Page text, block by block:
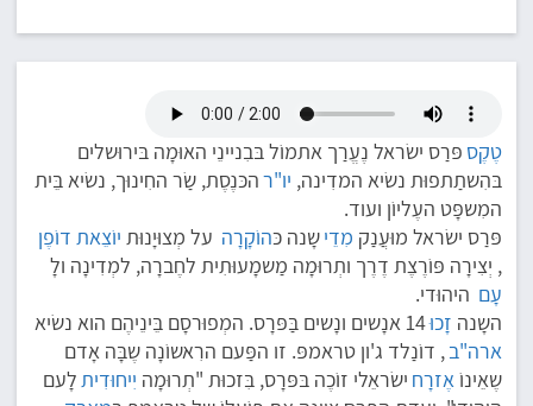
טֶקֶס פּרַס ישׂראל נֶעֱרַך אתמוֹל בּבִניינֵי האוּמָה בּירוּשלים
בּהִשתַתפוּת נשׂיא המדִינה, יו"רהכּנֶסֶת, שַׂר החִינוּך, נשׂיא בֵּית
המִשפָּט העֶליוֹן ועוד.
פּרַס ישׂראל מוּעֲנַק מִדֵישָנה כּהוֹקָרָה על מְצוּיָנוּת יוֹצֵאת דוֹפֶן
, יְצִירָה פּוֹרֶצֶת דֶרֶך ותְרוּמָה מַשמָעוּתִית לחֶברָה, למְדִינָה ולָ
עָם היהוּדי.
השָנה זָכוּ14 אנָשים ונָשים בַּפּרָס. המְפוּרסָם בֵּינֵיהֶם הוא נשׂיא
ארה"ב, דוֹנַלד ג'ון טראמפּ. זו הפַּעם הרִאשוֹנָה שֶבָּה אָדם
שֶאֵינוֹאֶזרָח ישׂראֵלי זוֹכֶה בּפּרָס, בִּזכוּת "תְרוּמָה יִיחוּדִיתלָעם